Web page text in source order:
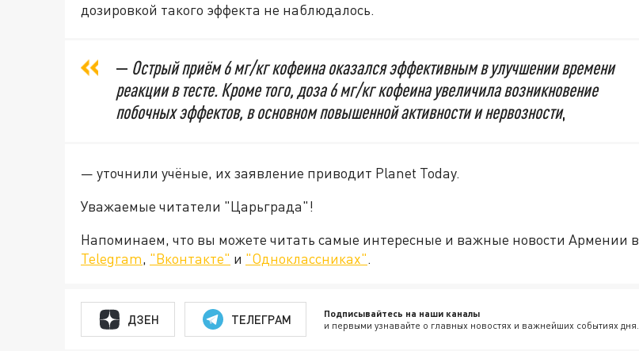
дозировкой такого эффекта не наблюдалось.
— Острый приём 6 мг/кг кофеина оказался эффективным в улучшении времени
реакции в тесте. Кроме того, доза 6 мг/кг кофеина увеличила возникновение
побочных эффектов, в основном повышенной активности и нервозности,
— уточнили учёные, их заявление приводит Planet Today.
Уважаемые читатели "Царьграда"!
Напоминаем, что вы можете читать самые интересные и важные новости Армении в
Telegram, "Вконтакте" и "Одноклассниках".
ДЗЕН ТЕЛЕГРАМ Подписывайтесь на наши каналы
и первыми узнавайте о главных новостях и важнейших событиях дня.